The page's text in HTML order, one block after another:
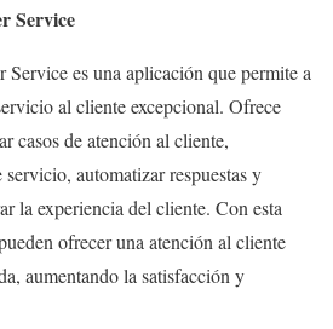
Service
es una aplicación que permite a
al cliente excepcional. Ofrece
casos de atención al cliente,
automatizar respuestas y
la experiencia del cliente. Con esta
ofrecer una atención al cliente
aumentando la satisfacción y